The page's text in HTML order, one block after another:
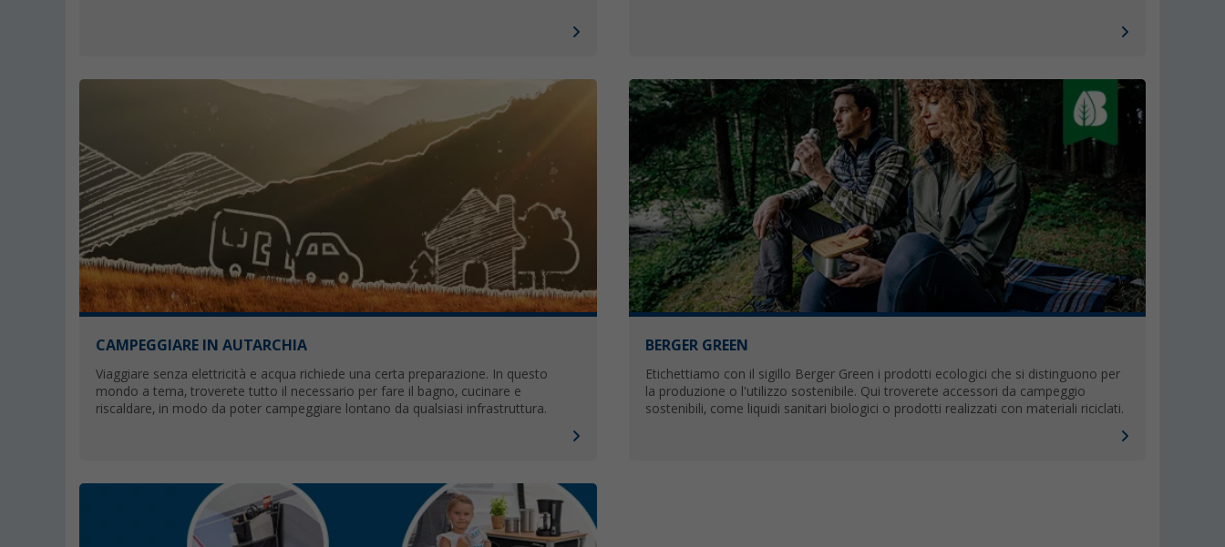
CAMPEGGIARE IN AUTARCHIA
Viaggiare senza elettricità e acqua richiede una certa preparazione. In questo
mondo a tema, troverete tutto il necessario per fare il bagno, cucinare e
riscaldare, in modo da poter campeggiare lontano da qualsiasi infrastruttura.
BERGER GREEN
Etichettiamo con il sigillo Berger Green i prodotti ecologici che si distinguono per
la produzione o l'utilizzo sostenibile. Qui troverete accessori da campeggio
sostenibili, come liquidi sanitari biologici o prodotti realizzati con materiali riciclati.